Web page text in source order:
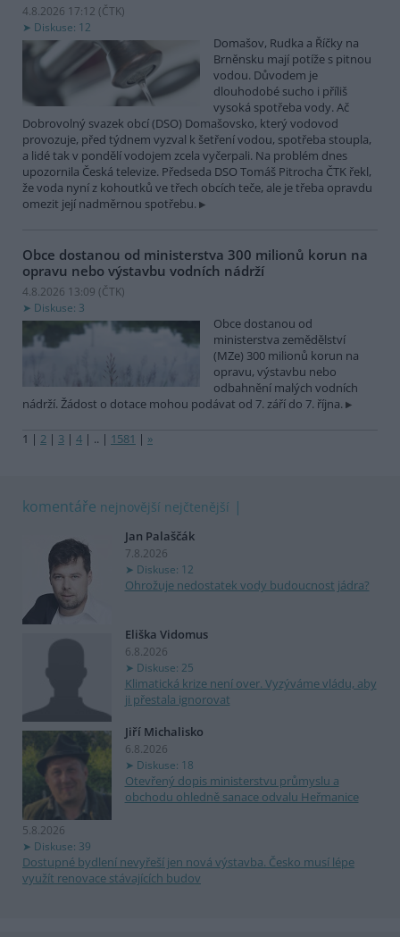
4.8.2026 17:12 (ČTK)
Diskuse: 12
Domašov, Rudka a Říčky na
Brněnsku mají potíže s pitnou
vodou. Důvodem je
dlouhodobé sucho i příliš
vysoká spotřeba vody. Ač
Dobrovolný svazek obcí (DSO) Domašovsko, který vodovod
provozuje, před týdnem vyzval k šetření vodou, spotřeba stoupla,
a lidé tak v pondělí vodojem zcela vyčerpali. Na problém dnes
upozornila Česká televize. Předseda DSO Tomáš Pitrocha ČTK řekl,
že voda nyní z kohoutků ve třech obcích teče, ale je třeba opravdu
omezit její nadměrnou spotřebu.
Obce dostanou od ministerstva 300 milionů korun na
opravu nebo výstavbu vodních nádrží
4.8.2026 13:09 (ČTK)
Diskuse: 3
Obce dostanou od
ministerstva zemědělství
(MZe) 300 milionů korun na
opravu, výstavbu nebo
odbahnění malých vodních
nádrží. Žádost o dotace mohou podávat od 7. září do 7. října.
1 | 2 | 3 | 4 | .. | 1581 | »
komentáře nejnovější nejčtenější
Jan Palaščák
7.8.2026
Diskuse: 12
Ohrožuje nedostatek vody budoucnost jádra?
Eliška Vidomus
6.8.2026
Diskuse: 25
Klimatická krize není over. Vyzýváme vládu, aby
ji přestala ignorovat
Jiří Michalisko
6.8.2026
Diskuse: 18
Otevřený dopis ministerstvu průmyslu a
obchodu ohledně sanace odvalu Heřmanice
5.8.2026
Diskuse: 39
Dostupné bydlení nevyřeší jen nová výstavba. Česko musí lépe
využít renovace stávajících budov